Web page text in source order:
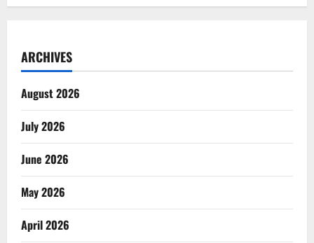
ARCHIVES
August 2026
July 2026
June 2026
May 2026
April 2026